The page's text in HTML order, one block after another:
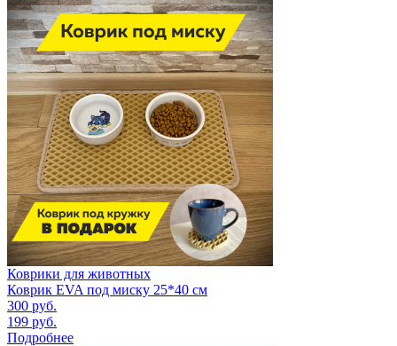
Коврики для животных
Коврик EVA под миску 25*40 см
300 руб.
199 руб.
Подробнее